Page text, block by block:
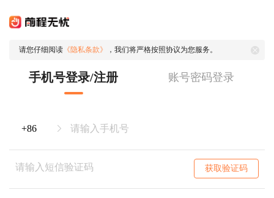
请您仔细阅读 《隐私条款》 ，我们将严格按照协议为您服务。
手机号登录/注册 账号密码登录
获取验证码